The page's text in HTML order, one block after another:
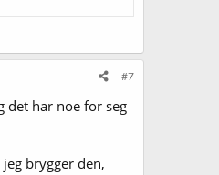
#7
det har noe for seg
brygger den,